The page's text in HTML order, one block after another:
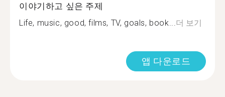
이야기하고 싶은 주제
Life, music, good, films, TV, goals, book... 더 보기
앱 다운로드